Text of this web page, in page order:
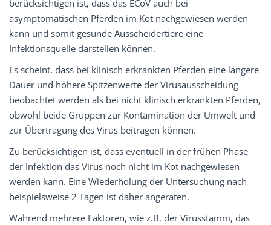
berücksichtigen ist, dass das ECoV auch bei
asymptomatischen Pferden im Kot nachgewiesen werden
kann und somit gesunde Ausscheidertiere eine
Infektionsquelle darstellen können.
Es scheint, dass bei klinisch erkrankten Pferden eine längere
Dauer und höhere Spitzenwerte der Virusausscheidung
beobachtet werden als bei nicht klinisch erkrankten Pferden,
obwohl beide Gruppen zur Kontamination der Umwelt und
zur Übertragung des Virus beitragen können.
Zu berücksichtigen ist, dass eventuell in der frühen Phase
der Infektion das Virus noch nicht im Kot nachgewiesen
werden kann. Eine Wiederholung der Untersuchung nach
beispielsweise 2 Tagen ist daher angeraten.
Während mehrere Faktoren, wie z.B. der Virusstamm, das